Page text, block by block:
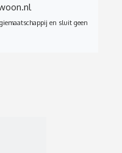
en sluit geen